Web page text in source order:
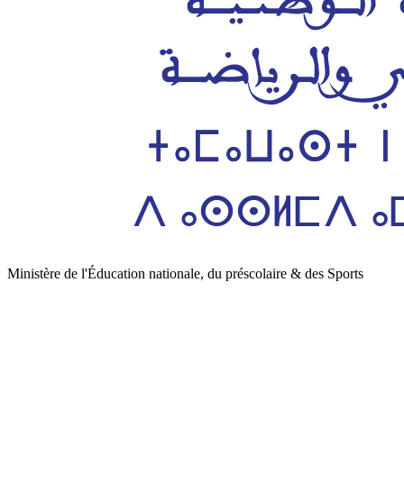
Ministère de l'Éducation nationale, du préscolaire & des Sports